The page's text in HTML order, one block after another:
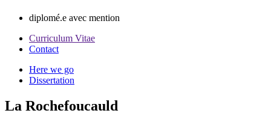
diplomé.e avec mention
Curriculum Vitae
Contact
Here we go
Dissertation
La Rochefoucauld